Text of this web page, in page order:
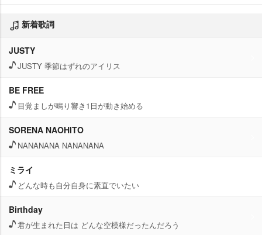
新着歌詞
JUSTY
JUSTY 季節はずれのアイリス
BE FREE
目覚ましが鳴り響き1日が動き始める
SORENA NAOHITO
NANANANA NANANANA
ミライ
どんな時も自分自身に素直でいたい
Birthday
君が生まれた日は どんな空模様だったんだろう